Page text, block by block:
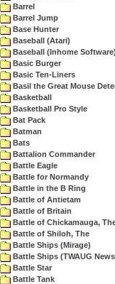
Barrel
Barrel Jump
Base Hunter
Baseball (Atari)
Baseball (Inhome
Basic Burger
Basic Ten-Liners
Basil the Great Mouse
Basketball
Basketball Pro Style
Bat Pack
Batman
Bats
Battalion Commander
Battle Eagle
Battle for Normandy
Battle in the B Ring
Battle of Antietam
Battle of Britain
Battle of Chickamauga,
Battle of Shiloh, The
Battle Ships (Mirage)
Battle Ships (TWAUG
Battle Star
Battle Tank